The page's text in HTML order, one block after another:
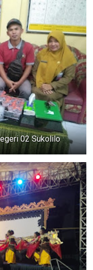
02 Sukolilo